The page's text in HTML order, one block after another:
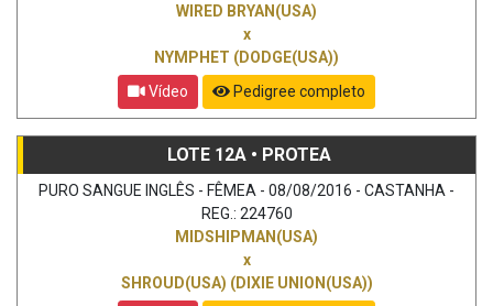
WIRED BRYAN(USA)
x
NYMPHET (DODGE(USA))
Vídeo
Pedigree completo
LOTE 12A • PROTEA
PURO SANGUE INGLÊS - FÊMEA - 08/08/2016 - CASTANHA -
REG.: 224760
MIDSHIPMAN(USA)
x
SHROUD(USA) (DIXIE UNION(USA))